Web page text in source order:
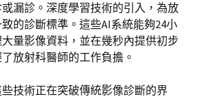
漏診。深度學習技術的引入，為放
的診斷標準。這些AI系統能夠24小
量影像資料，並在幾秒內提供初步
放射科醫師的工作負擔。
技術正在突破傳統影像診斷的界